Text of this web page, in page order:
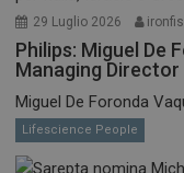
29 Luglio 2026
Philips: Miguel De
Managing
Miguel De Foronda
Lifescience People